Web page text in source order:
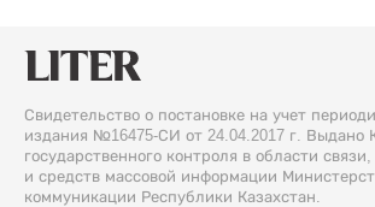
Свидетельство о постановке на учет
издания №16475-СИ от 24.04.2017 г. Выдано
государственного контроля в области
и средств массовой информации
коммуникации Республики Казахстан.